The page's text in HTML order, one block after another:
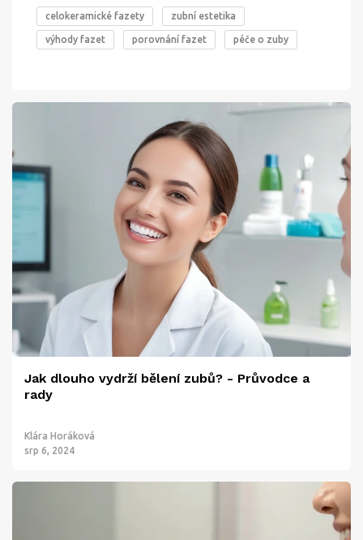
celokeramické fazety zubní estetika
výhody fazet porovnání fazet péče o zuby
Jak dlouho vydrží bělení zubů? - Průvodce a
rady
Klára Horáková
srp 6, 2024